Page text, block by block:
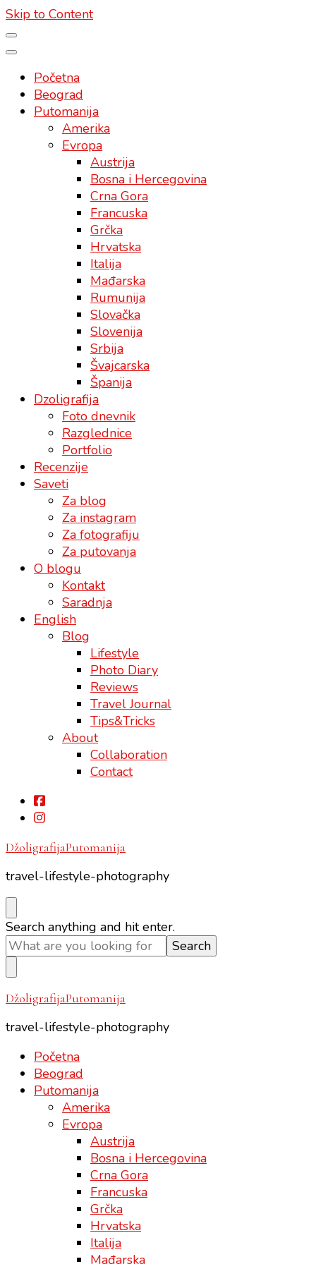
Skip to Content
Početna
Beograd
Putomanija
Amerika
Evropa
Austrija
Bosna i Hercegovina
Crna Gora
Francuska
Grčka
Hrvatska
Italija
Mađarska
Rumunija
Slovačka
Slovenija
Srbija
Švajcarska
Španija
Dzoligrafija
Foto dnevnik
Razglednice
Portfolio
Recenzije
Saveti
Za blog
Za instagram
Za fotografiju
Za putovanja
O blogu
Kontakt
Saradnja
English
Blog
Lifestyle
Photo Diary
Reviews
Travel Journal
Tips&Tricks
About
Collaboration
Contact
DžoligrafijaPutomanija
travel-lifestyle-photography
Looking
for
Something?
Search anything and hit enter.
DžoligrafijaPutomanija
travel-lifestyle-photography
Početna
Beograd
Putomanija
Amerika
Evropa
Austrija
Bosna i Hercegovina
Crna Gora
Francuska
Grčka
Hrvatska
Italija
Mađarska